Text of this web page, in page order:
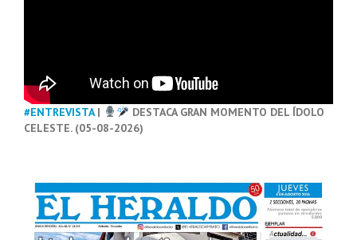
#ENTREVISTA|
DESTACA GRAN MOMENTO DEL ÍDOLO
CELESTE. (05-08-2026)